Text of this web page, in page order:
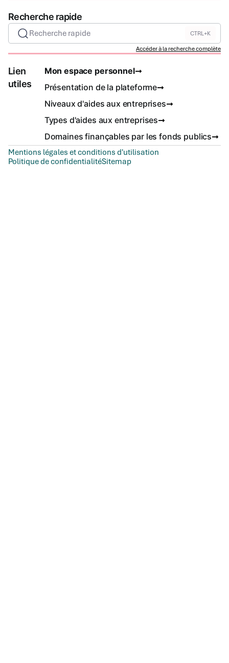
Recherche rapide
Recherche rapide CTRL+K
Accéder à la recherche complète
Lien
utiles
Mon espace personnel
Présentation de la plateforme
Niveaux d'aides aux entreprises
Types d'aides aux entreprises
Domaines finançables par les fonds publics
Mentions légales et conditions d'utilisation
Politique de confidentialitéSitemap